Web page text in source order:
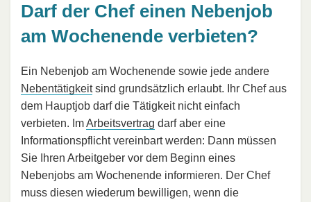
Darf der Chef einen Nebenjob
am Wochenende verbieten?
Ein Nebenjob am Wochenende sowie jede andere
Nebentätigkeitsind grundsätzlich erlaubt. Ihr Chef aus
dem Hauptjob darf die Tätigkeit nicht einfach
verbieten. ImArbeitsvertrag darf aber eine
Informationspflicht vereinbart werden: Dann müssen
Sie Ihren Arbeitgeber vor dem Beginn eines
Nebenjobs am Wochenende informieren. Der Chef
muss diesen wiederum bewilligen, wenn die